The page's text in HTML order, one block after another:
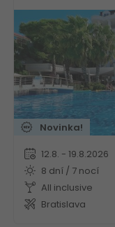
Novinka!
12.8. - 19.8.2026
8 dní / 7 nocí
All inclusive
Bratislava